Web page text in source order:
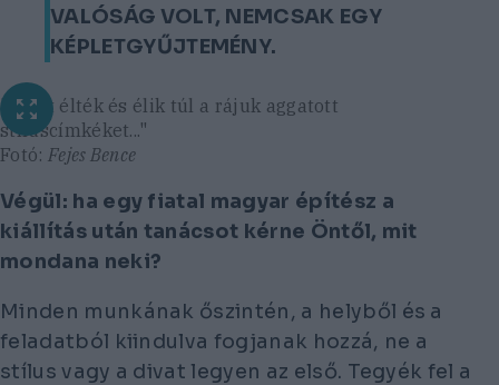
VALÓSÁG VOLT, NEMCSAK EGY
KÉPLETGYŰJTEMÉNY.
"Ezért élték és élik túl a rájuk aggatott
stíluscímkéket..."
Fotó: Fejes Bence
Végül: ha egy fiatal magyar építész a
kiállítás után tanácsot kérne Öntől, mit
mondana neki?
Minden munkának őszintén, a helyből és a
feladatból kiindulva fogjanak hozzá, ne a
stílus vagy a divat legyen az első. Tegyék fel a